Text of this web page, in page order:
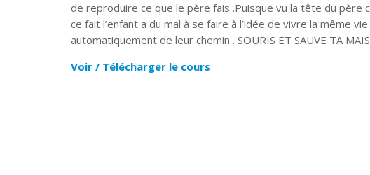
de reproduire ce que le père fais .Puisque vu la tête du père
ce fait l’enfant a du mal à se faire à l’idée de vivre la même
automatiquement de leur chemin . SOURIS ET SAUVE TA
Voir / Télécharger le cours